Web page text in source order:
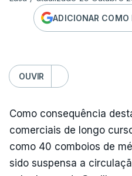
ADICIONAR COMO
OUVIR
Como consequência
comerciais de longo
como 40 comboios de
sido suspensa a